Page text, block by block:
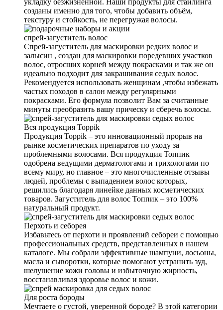
укладку безжизненной. Наши продукты для стайлинга
созданы именно для того, чтобы добавить объём,
текстуру и стойкость, не перегружая волосы.
спрей-загуститель волос
Спрей-загуститель для маскировки редких волос и
залысин , создан для маскировки поредевших участков
волос, отросших корней между покрасками и так же он
идеально подходит для закрашивания седых волос.
Рекомендуется использовать женщинам ,чтобы избежать
частых походов в салон между регулярными
покрасками. Его формула позволит Вам за считанные
минуты преобразить вашу прическу и сберечь волосы.
Вся продукция Toppik
Продукция Toppik – это инновационный прорыв на
рынке косметических препаратов по уходу за
проблемными волосами. Вся продукция Топпик
одобрена ведущими дерматологами и трихологами по
всему миру, но главное – это многочисленные отзывы
людей, проблемы с выпадением волос которых,
решились благодаря линейке данных косметических
товаров. Загуститель для волос Топпик – это 100%
натуральный продукт.
Перхоть и себорея
Избавьтесь от перхоти и проявлений себореи с помощью
профессиональных средств, представленных в нашем
каталоге. Мы собрали эффективные шампуни, лосьоны,
масла и сыворотки, которые помогают устранить зуд,
шелушение кожи головы и избыточную жирность,
восстанавливая здоровье волос и кожи.
Для роста бороды
Мечтаете о густой, уверенной бороде? В этой категории